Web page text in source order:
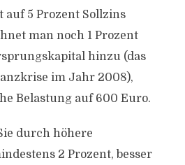
auf 5 Prozent Sollzins
man noch 1 Prozent
hinzu (das
im Jahr 2008),
Belastung auf 600 Euro.
durch höhere
2 Prozent, besser